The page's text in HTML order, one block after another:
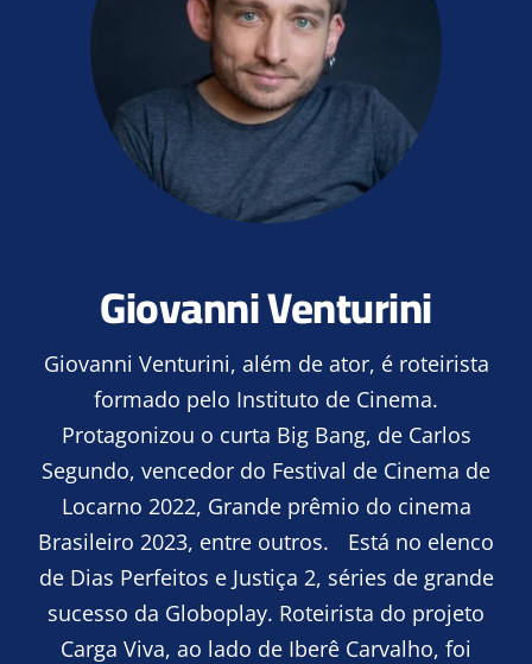
Giovanni Venturini
Giovanni Venturini, além de ator, é roteirista
formado pelo Instituto de Cinema.
Protagonizou o curta Big Bang, de Carlos
Segundo, vencedor do Festival de Cinema de
Locarno 2022, Grande prêmio do cinema
Brasileiro 2023, entre outros. Está no elenco
de Dias Perfeitos e Justiça 2, séries de grande
sucesso da Globoplay. Roteirista do projeto
Carga Viva, ao lado de Iberê Carvalho, foi